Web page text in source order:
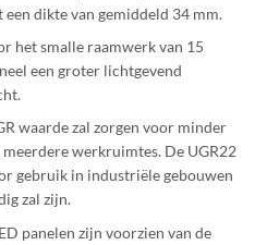
dikte van gemiddeld 34 mm.
het smalle raamwerk van 15
eengroter lichtgevend
waarde zal zorgen voor minder
werkruimtes. De UGR22
gebruik in industriële gebouwen
zal zijn.
panelen zijn voorzien van de